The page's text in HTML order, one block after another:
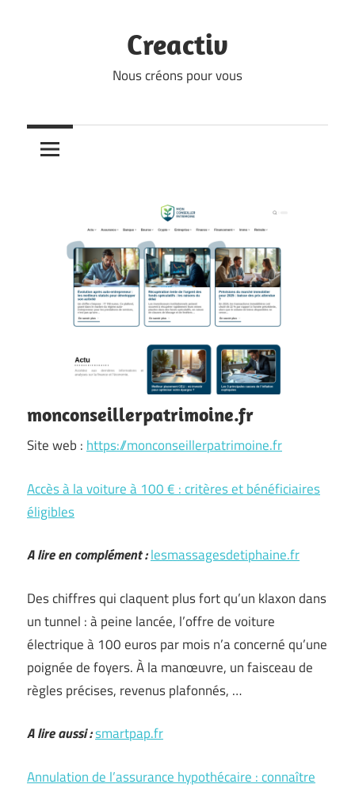
Creactiv
Nous créons pour vous
monconseillerpatrimoine.fr
Site web : https://monconseillerpatrimoine.fr
Accès à la voiture à 100 € : critères et bénéficiaires
éligibles
A lire en complément :lesmassagesdetiphaine.fr
Des chiffres qui claquent plus fort qu’un klaxon dans
un tunnel : à peine lancée, l’offre de voiture
électrique à 100 euros par mois n’a concerné qu’une
poignée de foyers. À la manœuvre, un faisceau de
règles précises, revenus plafonnés, …
A lire aussi :smartpap.fr
Annulation de l’assurance hypothécaire : connaître